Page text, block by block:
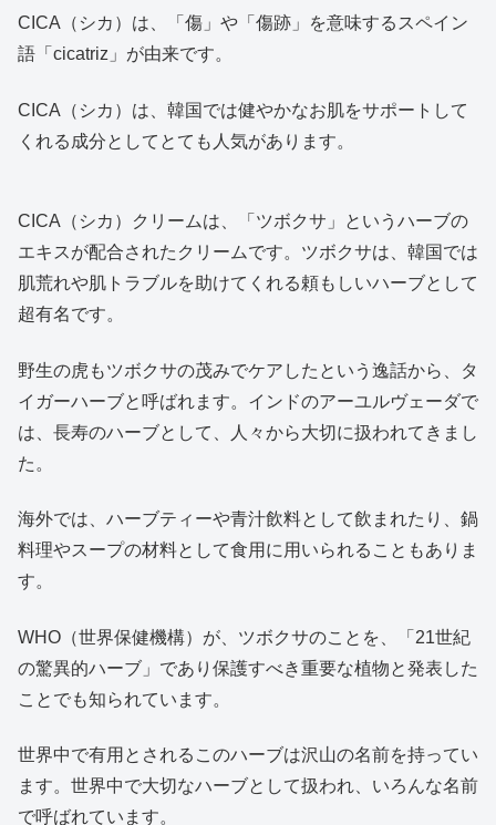
CICA（シカ）は、「傷」や「傷跡」を意味するスペイン
語「cicatriz」が由来です。
CICA（シカ）は、韓国では健やかなお肌をサポートして
くれる成分としてとても人気があります。
CICA（シカ）クリームは、「ツボクサ」というハーブの
エキスが配合されたクリームです。ツボクサは、韓国では
肌荒れや肌トラブルを助けてくれる頼もしいハーブとして
超有名です。
野生の虎もツボクサの茂みでケアしたという逸話から、タ
イガーハーブと呼ばれます。インドのアーユルヴェーダで
は、長寿のハーブとして、人々から大切に扱われてきまし
た。
海外では、ハーブティーや青汁飲料として飲まれたり、鍋
料理やスープの材料として食用に用いられることもありま
す。
WHO（世界保健機構）が、ツボクサのことを、「21世紀
の驚異的ハーブ」であり保護すべき重要な植物と発表した
ことでも知られています。
世界中で有用とされるこのハーブは沢山の名前を持ってい
ます。世界中で大切なハーブとして扱われ、いろんな名前
で呼ばれています。